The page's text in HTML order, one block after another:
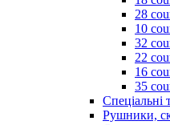
28
10
32
22
16
35
Спеціальні
Рушники,